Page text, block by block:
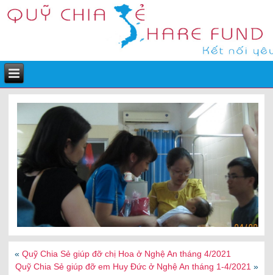
«Quỹ Chia Sẻ giúp đỡ chị Hoa ở Nghệ An tháng 4/2021
Quỹ Chia Sẻ giúp đỡ em Huy Đức ở Nghệ An tháng 1-4/2021 »